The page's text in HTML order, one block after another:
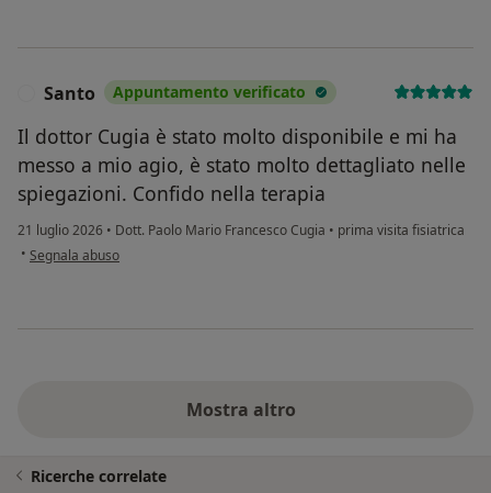
Santo Appuntamento verificato
Il dottor Cugia è stato molto disponibile e mi ha
messo a mio agio, è stato molto dettagliato nelle
spiegazioni. Confido nella terapia
21 luglio 2026 • Dott. Paolo Mario Francesco Cugia • prima visita fisiatrica
• secondo l'opinione dell'utente Santo
Segnala abuso
Mostra altro
Ricerche correlate